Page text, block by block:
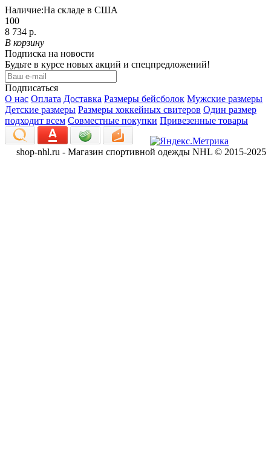
Наличие:На складе в США
100
8 734 р.
В корзину
Подписка на новости
Будьте в курсе новых акций и спецпредложений!
Подписаться
О нас Оплата Доставка Размеры бейсболок Мужские размеры
Детские размеры Размеры хоккейных свитеров Один размер
подходит всем Совместные покупки Привезенные товары
shop-nhl.ru - Магазин спортивной одежды NHL © 2015-2025